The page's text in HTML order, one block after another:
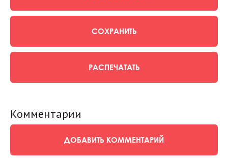
СОХРАНИТЬ
РАСПЕЧАТАТЬ
Комментарии
ДОБАВИТЬ КОММЕНТАРИЙ